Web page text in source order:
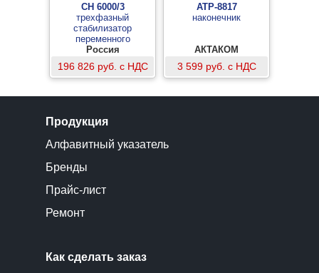
СН 6000/3
трехфазный
стабилизатор
переменного
напряжения с блоком
контроля фаз
Россия
196 826 руб. с НДС
АТР-8817
наконечник
АКТАКОМ
3 599 руб. с НДС
Продукция
Алфавитный указатель
Бренды
Прайс-лист
Ремонт
Как сделать заказ